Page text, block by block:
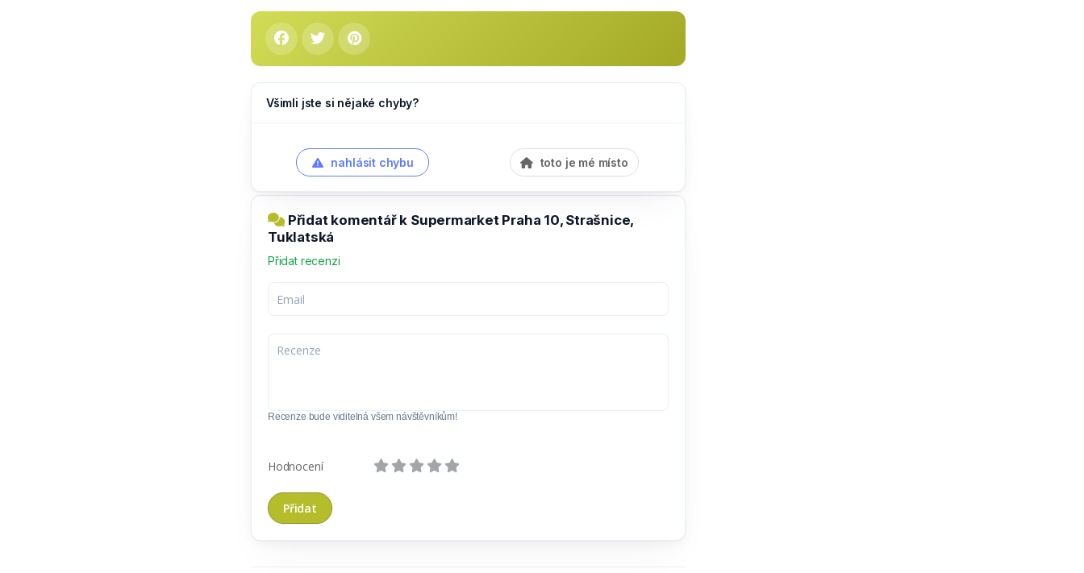
Všimli jste si nějaké chyby?
nahlásit chybu toto je mé místo
Přidat komentář k Supermarket Praha 10, Strašnice,
Tuklatská
Přidat recenzi
Recenze bude viditelná všem návštěvníkům!
Hodnocení